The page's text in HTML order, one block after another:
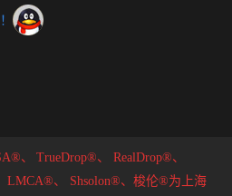
、 TrueDrop®、
RealDrop®、
LMCA®、 Shsolon®、梭伦®为上海